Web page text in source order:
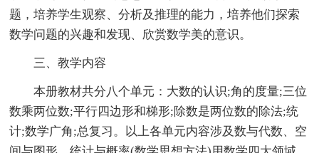
题，培养学生观察、分析及推理的能力，培养他们探索
数学问题的兴趣和发现、欣赏数学美的意识。
三、教学内容
本册教材共分八个单元：大数的认识;角的度量;三位
数乘两位数;平行四边形和梯形;除数是两位数的除法;统
计;数学广角;总复习。以上各单元内容涉及数与代数、空